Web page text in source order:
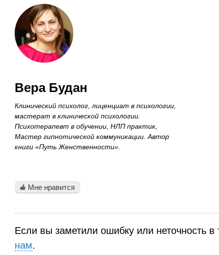
Вера Будан
Клинический психолог, лиценциат в психологии,
мастерат в клинической психологии.
Психотерапевт в обучении, НЛП практик,
Мастер гипнотической коммуникации. Автор
книги «Путь Женственности».
Мне нравится
Если вы заметили ошибку или неточность в
нам.